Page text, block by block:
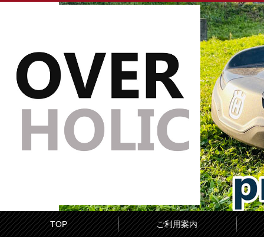
TOP ご利用案内